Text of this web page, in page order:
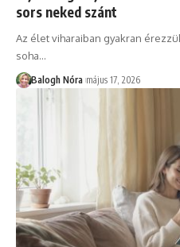
sors neked szánt
Az élet viharaiban gyakran
soha…
Balogh Nóra május 17, 2026